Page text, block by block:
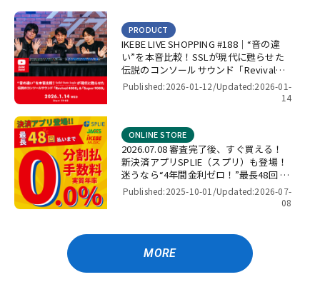
IKEBE LIVE SHOPPING #188｜“音の違
い”を本音比較！SSLが現代に甦らせた
伝説のコンソールサウンド「Revival
4000」＆「Super 9000」【presented
PRODUCT
Published:2026-01-12/Updated:2026-01-
14
2026.07.08 審査完了後、すぐ買える！
新決済アプリSPLIE（スプリ）も登場！
迷うなら“4年間金利ゼロ！”最長48回 無
金利キャンペーン
ONLINE STORE
Published:2025-10-01/Updated:2026-07-
08
MORE